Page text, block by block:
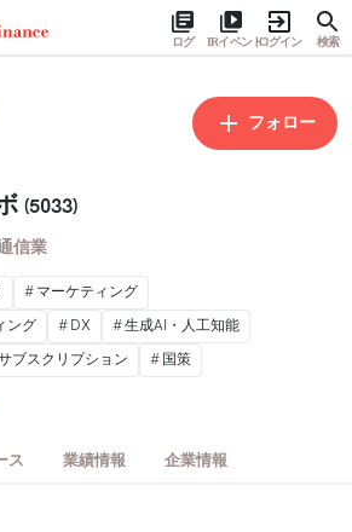
ログ IRイベントログイン 検索
フォロー
(5033)
信業
マーケティング
ング
DX
生成AI・人工知能
ブスクリプション 国策
ス 業績情報 企業情報